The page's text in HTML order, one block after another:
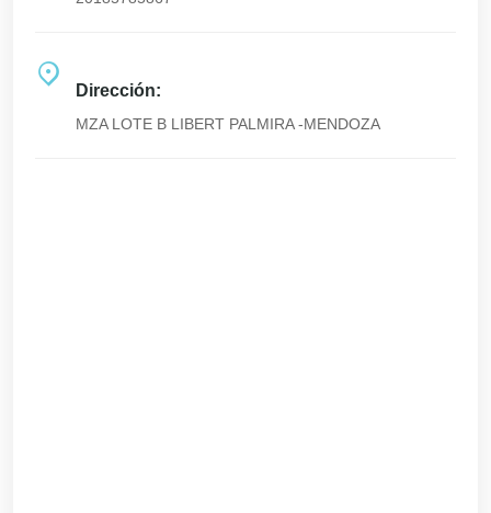
Dirección:
MZA LOTE B LIBERT PALMIRA -MENDOZA